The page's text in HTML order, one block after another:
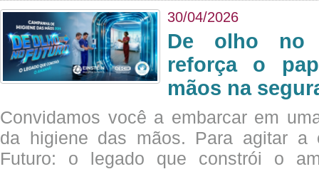
30/04/2026
De olho no
reforça o
mãos na
Convidamos você a embarcar em
da higiene das mãos. Para agitar a
Futuro: o legado que constrói o